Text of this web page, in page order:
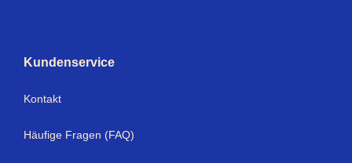
Kundenservice
Kontakt
Häufige Fragen (FAQ)